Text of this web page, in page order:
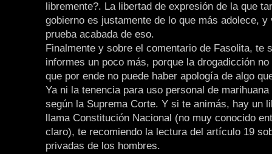
libremente?. La libertad de expresión de la que
gobierno es justamente de lo que más adolece, y
prueba acabada de eso.
Finalmente y sobre el comentario de Fasolita, te
informes un poco más, porque la drogadicción
que por ende no puede haber apología de algo
Ya ni la tenencia para uso personal de
según la Suprema Corte. Y si te animás, hay un
llama Constitución Nacional (no muy conocido
claro), te recomiendo la lectura del artículo 19
privadas de los hombres.